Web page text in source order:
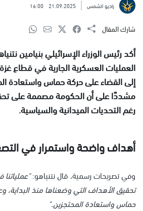
راديو الشمس 21.09.2025
16:00
شارك المقال
أكد رئيس الوزراء الإسرائيلي بنيامين
العمليات العسكرية الجارية في
إلى القضاء على حركة حماس واستعادة
مشددًا على أن الحكومة مصممة على
رغم التحديات الميدانية والسياسية.
أهداف واضحة واستمرار في
وفي تصريحات رسمية، قال نتنياهو:
تحقيق الأهداف التي وضعناها منذ البداية،
حماس واستعادة المحتجزين."